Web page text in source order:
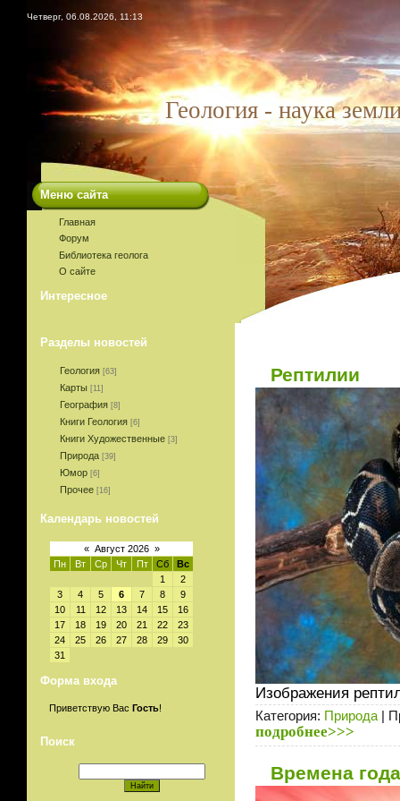
Четверг, 06.08.2026, 11:13
Геология - наука
Меню сайта
Главная
Форум
Библиотека геолога
О сайте
Интересное
Разделы новостей
Геология [63]
Карты [11]
География [8]
Книги Геология [6]
Книги Художественные [3]
Природа [39]
Юмор [6]
Прочее [16]
Календарь новостей
« Август 2026 »
Пн
Вт Ср Чт Пт Сб
Вс
1
2
3
4 5 6 7 8
9
10
11 12 13 14 15
16
17
18 19 20 21 22
23
24
25 26 27 28 29
30
31
Форма входа
Приветствую Вас Гость!
Поиск
Рептилии
Изображения
Категория: Природа |
подробнее>>>
Времена